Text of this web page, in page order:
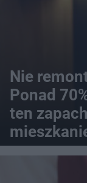
Nie
Ponad
ten